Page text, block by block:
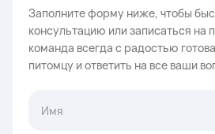
Заполните форму ниже, чтобы
консультацию или записаться на
команда всегда с радостью
питомцу и ответить на все ваши